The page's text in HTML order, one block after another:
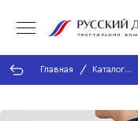
Главная
Каталог
продукции